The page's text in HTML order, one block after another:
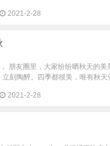
2021-2-28
朋友圈里，大家纷纷晒秋天的
刻陶醉。四季都很美，唯有秋
2021-2-28